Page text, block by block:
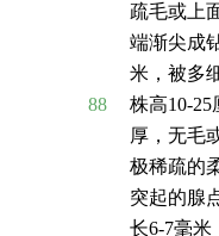
疏毛或上
端渐尖成
米，被多
88
株高10-
厚，无毛
极稀疏的
突起的腺
长6-7毫米